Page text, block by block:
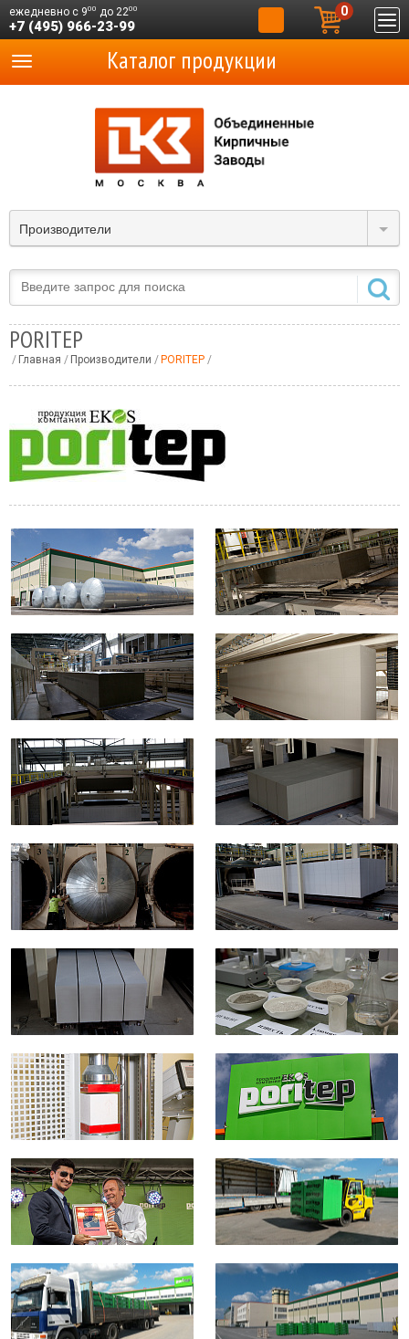
ежедневно с 900 до 2200
+7 (495) 966-23-99
0
Производители
Каталог продукции
PORITEP
Главная Производители PORITEP